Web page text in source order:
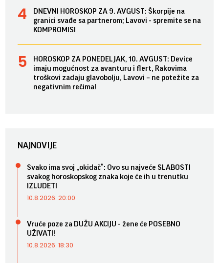
DNEVNI HOROSKOP ZA 9. AVGUST: Škorpije na
granici svađe sa partnerom; Lavovi - spremite se na
KOMPROMIS!
HOROSKOP ZA PONEDELJAK, 10. AVGUST: Device
imaju mogućnost za avanturu i flert, Rakovima
troškovi zadaju glavobolju, Lavovi – ne potežite za
negativnim rečima!
NAJNOVIJE
Svako ima svoj „okidač“: Ovo su najveće SLABOSTI
svakog horoskopskog znaka koje će ih u trenutku
IZLUDETI
10.8.2026. 20:00
Vruće poze za DUŽU AKCIJU - žene će POSEBNO
UŽIVATI!
10.8.2026. 18:30